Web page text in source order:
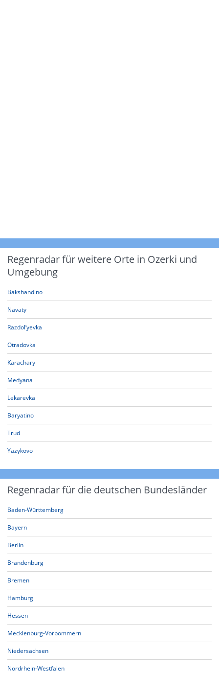
Regenradar für weitere Orte in Ozerki und
Umgebung
Bakshandino
Navaty
Razdol’yevka
Otradovka
Karachary
Medyana
Lekarevka
Baryatino
Trud
Yazykovo
Regenradar für die deutschen Bundesländer
Baden-Württemberg
Bayern
Berlin
Brandenburg
Bremen
Hamburg
Hessen
Mecklenburg-Vorpommern
Niedersachsen
Nordrhein-Westfalen